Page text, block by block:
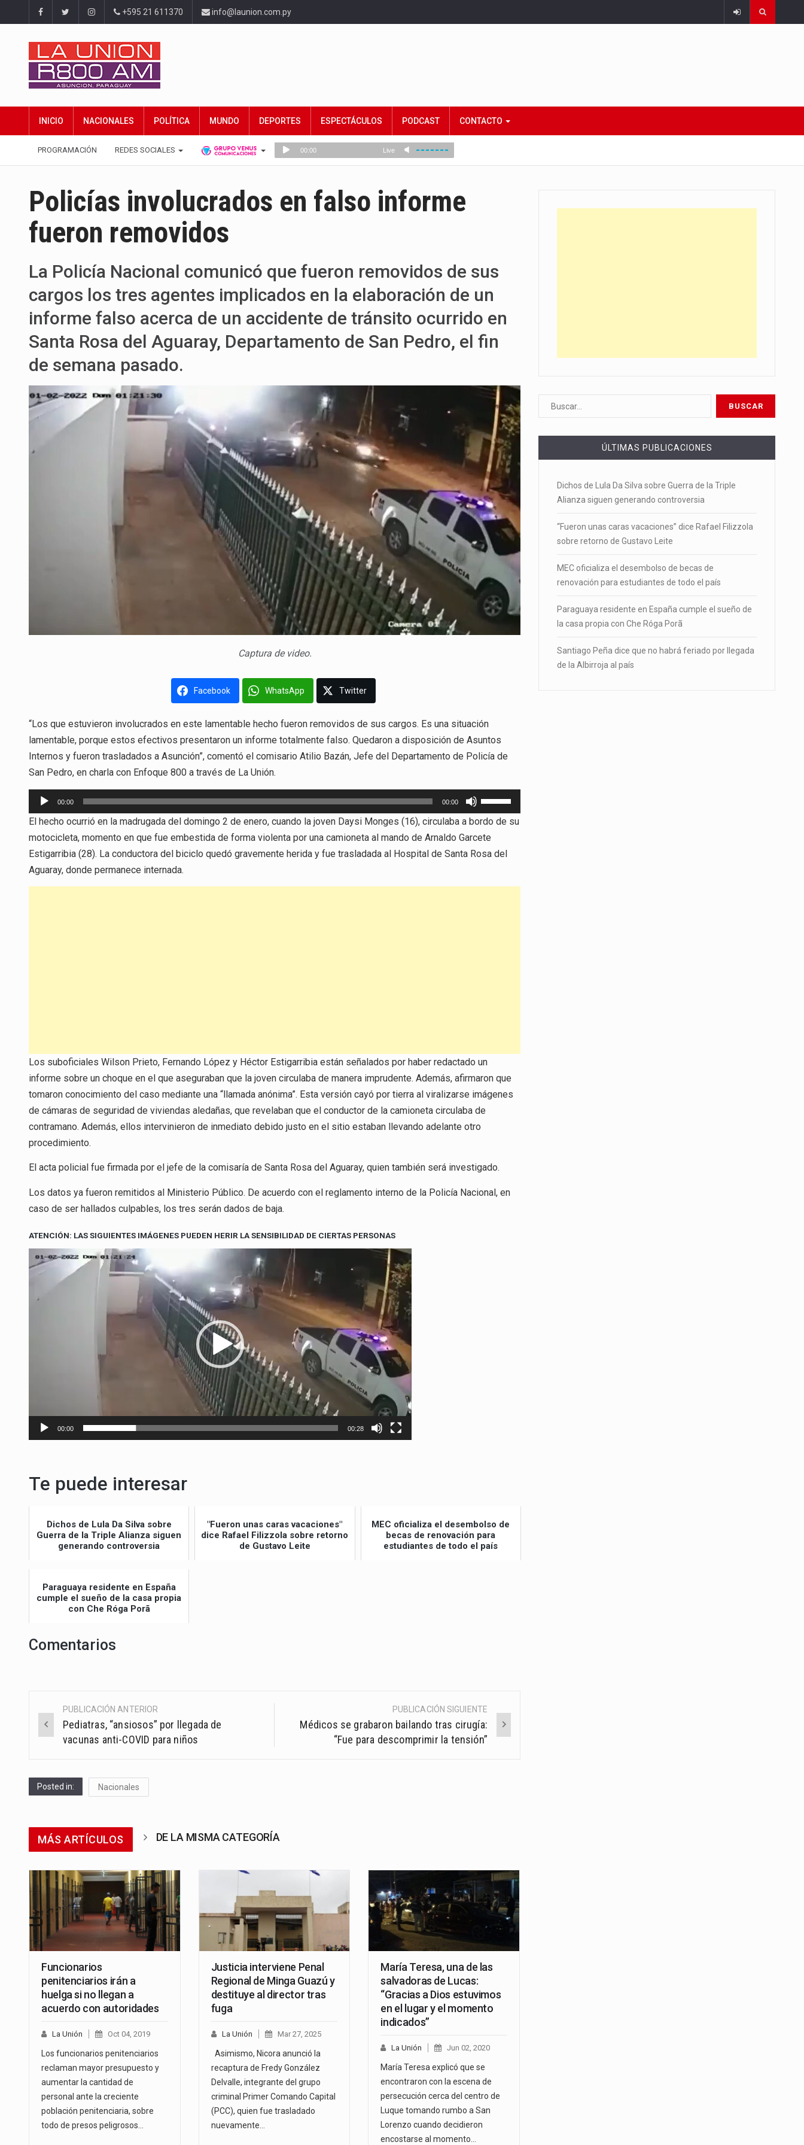
+595 21 611370 info@launion.com.py
INICIO NACIONALES POLÍTICA MUNDO DEPORTES ESPECTÁCULOS PODCAST CONTACTO
PROGRAMACIÓN REDES SOCIALES
Policías involucrados en falso informe
fueron removidos
La Policía Nacional comunicó que fueron removidos de sus
cargos los tres agentes implicados en la elaboración de un
informe falso acerca de un accidente de tránsito ocurrido en
Santa Rosa del Aguaray, Departamento de San Pedro, el fin
de semana pasado.
Captura de video.
Facebook WhatsApp Twitter
“Los que estuvieron involucrados en este lamentable hecho fueron removidos de sus cargos. Es una situación
lamentable, porque estos efectivos presentaron un informe totalmente falso. Quedaron a disposición de Asuntos
Internos y fueron trasladados a Asunción”, comentó el comisario Atilio Bazán, Jefe del Departamento de Policía de
San Pedro, en charla con Enfoque 800 a través de La Unión.
Reproductor
de
audio
00:00 00:00
las
teclas
de
flecha
para
El hecho ocurrió en la madrugada del domingo 2 de enero, cuando la joven Daysi Monges (16), circulaba a bordo de su
motocicleta, momento en que fue embestida de forma violenta por una camioneta al mando de Arnaldo Garcete
Estigarribia (28). La conductora del biciclo quedó gravemente herida y fue trasladada al Hospital de Santa Rosa del
Aguaray, donde permanece internada.
Los suboficiales Wilson Prieto, Fernando López y Héctor Estigarribia están señalados por haber redactado un
informe sobre un choque en el que aseguraban que la joven circulaba de manera imprudente. Además, afirmaron que
tomaron conocimiento del caso mediante una “llamada anónima”. Esta versión cayó por tierra al viralizarse imágenes
de cámaras de seguridad de viviendas aledañas, que revelaban que el conductor de la camioneta circulaba de
contramano. Además, ellos intervinieron de inmediato debido justo en el sitio estaban llevando adelante otro
procedimiento.
El acta policial fue firmada por el jefe de la comisaría de Santa Rosa del Aguaray, quien también será investigado.
Los datos ya fueron remitidos al Ministerio Público. De acuerdo con el reglamento interno de la Policía Nacional, en
caso de ser hallados culpables, los tres serán dados de baja.
ATENCIÓN: LAS SIGUIENTES IMÁGENES PUEDEN HERIR LA SENSIBILIDAD DE CIERTAS PERSONAS
Reproductor
de
00:00 00:28
Te puede interesar
Dichos de Lula Da Silva sobre
Guerra de la Triple Alianza siguen
generando controversia
"Fueron unas caras vacaciones"
dice Rafael Filizzola sobre retorno
de Gustavo Leite
MEC oficializa el desembolso de
becas de renovación para
estudiantes de todo el país
Paraguaya residente en España
cumple el sueño de la casa propia
con Che Róga Porã
Comentarios
Post
navigation
PUBLICACIÓN ANTERIOR
Pediatras, “ansiosos” por llegada de
vacunas anti-COVID para niños
PUBLICACIÓN SIGUIENTE
Médicos se grabaron bailando tras cirugía:
“Fue para descomprimir la tensión”
Posted in: Nacionales
MÁS ARTÍCULOS DE LA MISMA CATEGORÍA
Funcionarios
penitenciarios irán a
huelga si no llegan a
acuerdo con autoridades
La Unión Oct 04, 2019
Los funcionarios penitenciarios
reclaman mayor presupuesto y
aumentar la cantidad de
personal ante la creciente
población penitenciaria, sobre
todo de presos peligrosos…
Justicia interviene Penal
Regional de Minga Guazú y
destituye al director tras
fuga
La Unión Mar 27, 2025
Asimismo, Nicora anunció la
recaptura de Fredy González
Delvalle, integrante del grupo
criminal Primer Comando Capital
(PCC), quien fue trasladado
nuevamente…
María Teresa, una de las
salvadoras de Lucas:
“Gracias a Dios estuvimos
en el lugar y el momento
indicados”
La Unión Jun 02, 2020
María Teresa explicó que se
encontraron con la escena de
persecución cerca del centro de
Luque tomando rumbo a San
Lorenzo cuando decidieron
encostarse al momento…
ÚLTIMAS PUBLICACIONES
Dichos de Lula Da Silva sobre Guerra de la Triple
Alianza siguen generando controversia
“Fueron unas caras vacaciones” dice Rafael Filizzola
sobre retorno de Gustavo Leite
MEC oficializa el desembolso de becas de
renovación para estudiantes de todo el país
Paraguaya residente en España cumple el sueño de
la casa propia con Che Róga Porã
Santiago Peña dice que no habrá feriado por llegada
de la Albirroja al país